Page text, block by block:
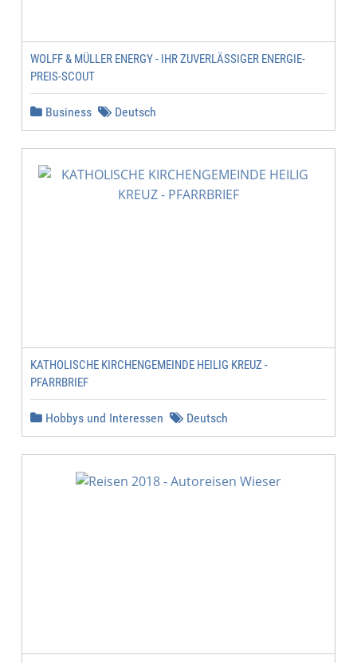
WOLFF & MÜLLER ENERGY - IHR ZUVERLÄSSIGER ENERGIE-
PREIS-SCOUT
Business Deutsch
KATHOLISCHE KIRCHENGEMEINDE HEILIG KREUZ -
PFARRBRIEF
Hobbys und Interessen Deutsch